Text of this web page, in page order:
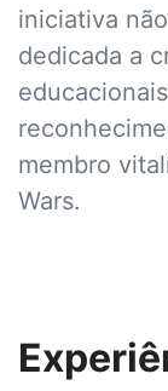
iniciativa
dedicada a
membro
Wars.